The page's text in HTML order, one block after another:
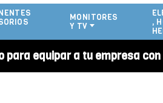
MONITORES
Y TV
,
equipar a tu empresa